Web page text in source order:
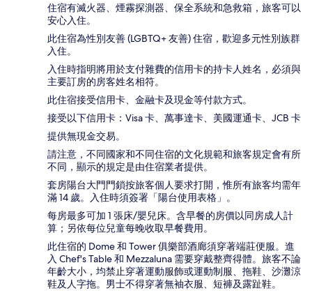
住宿有滅火器、煙霧探測器、保全系統和急救箱，旅客可以
安心入住。
此住宿為性別友善 (LGBTQ+ 友善) 住宿，歡迎多元性別族群
入住。
入住時指明將用於支付雜費的信用卡的持卡人姓名，必須與
主要訂房的房客姓名相符。
此住宿接受信用卡、金融卡及現金等付款方式。
接受以下信用卡：Visa 卡、萬事達卡、美國運通卡、JCB 卡
提供無現金交易。
請注意，不同國家和不同住宿的文化規範和旅客規定會有所
不同，顯示的規定是由住宿業者提供。
套房陽台大門門鎖按旅客個人要求打開，惟所有旅客均需年
滿 14 歲。入住時須簽署「陽台使用表格」。
每房最多可加 1 張床/嬰兒床。含早餐的房價以同房成人計
算；另依每位兒童每晚收取早餐費用。
此住宿的 Dome 和 Tower 俱樂部酒廊須穿著端莊便服。進
入 Chef's Table 和 Mezzaluna 需要穿戴整齊得體。旅客不論
年齡大小，均禁止穿著運動服飾或運動制服、拖鞋、沙灘涼
鞋及人字拖。男士不得穿著無袖衣服、短褲及露趾鞋。